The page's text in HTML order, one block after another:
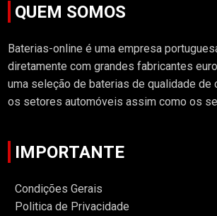
QUEM SOMOS
Baterias-online é uma empresa
diretamente com grandes fabricantes
uma seleção de baterias de qualidade de
os setores automóveis assim como os
IMPORTANTE
Condições Gerais
Politica de Privacidade